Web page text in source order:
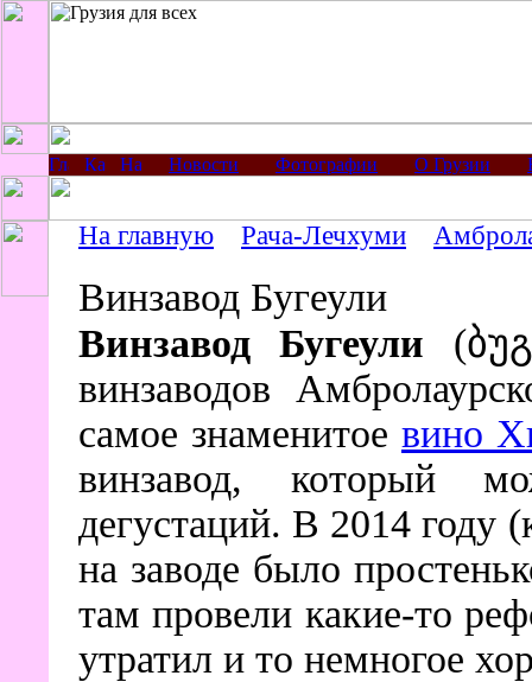
Новости Фотографии О Грузии
На главную Рача-Лечхуми
Винзавод Бугеули
Винзавод Бугеули
винзаводов
самое знаменитое вино
винзавод, который
дегустаций. В 2014 году
на заводе было
там провели какие-то
утратил и то немногое